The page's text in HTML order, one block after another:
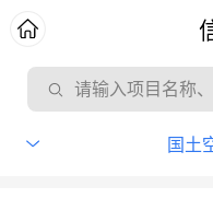
请输入项目名称
国土